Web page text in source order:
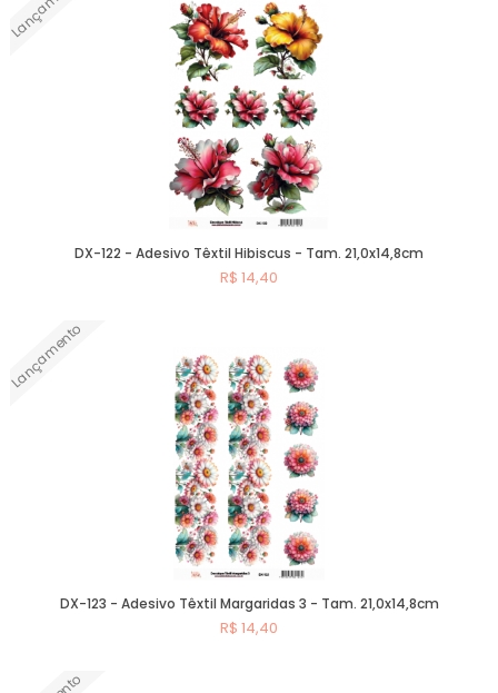
DX-122 - Adesivo Têxtil Hibiscus - Tam. 21,0x14,8cm
R$ 14,40
Lançamento
DX-123 - Adesivo Têxtil Margaridas 3 - Tam. 21,0x14,8cm
R$ 14,40